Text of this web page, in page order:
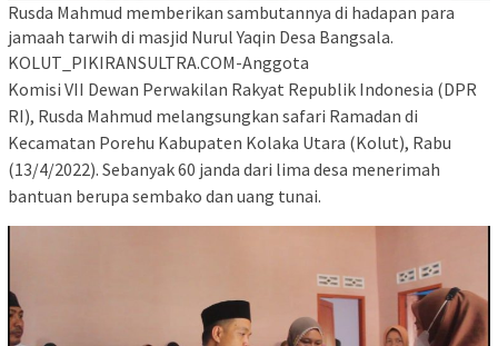
Rusda Mahmud memberikan sambutannya di hadapan para
jamaah tarwih di masjid Nurul Yaqin Desa Bangsala.
KOLUT_PIKIRANSULTRA.COM-Anggota
Komisi VII Dewan Perwakilan Rakyat Republik Indonesia (DPR
RI), Rusda Mahmud melangsungkan safari Ramadan di
Kecamatan Porehu Kabupaten Kolaka Utara (Kolut), Rabu
(13/4/2022). Sebanyak 60 janda dari lima desa menerimah
bantuan berupa sembako dan uang tunai.